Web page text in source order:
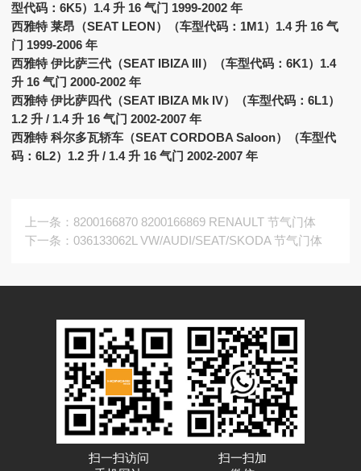
型代码：6K5）1.4 升 16 气门 1999-2002 年
西雅特 莱昂（SEAT LEON）（车型代码：1M1）1.4 升 16 气
门 1999-2006 年
西雅特 伊比萨三代（SEAT IBIZA III）（车型代码：6K1）1.4
升 16 气门 2000-2002 年
西雅特 伊比萨四代（SEAT IBIZA Mk IV）（车型代码：6L1）
1.2 升 / 1.4 升 16 气门 2002-2007 年
西雅特 科尔多瓦轿车（SEAT CORDOBA Saloon）（车型代
码：6L2）1.2 升 / 1.4 升 16 气门 2002-2007 年
上一条 ：8200166870 8200166869 RENAULT 节气门体
下一条 ：036133062L VW/AUDI/SEAT/SKODA 节气门体
扫一扫访问
扫一扫加